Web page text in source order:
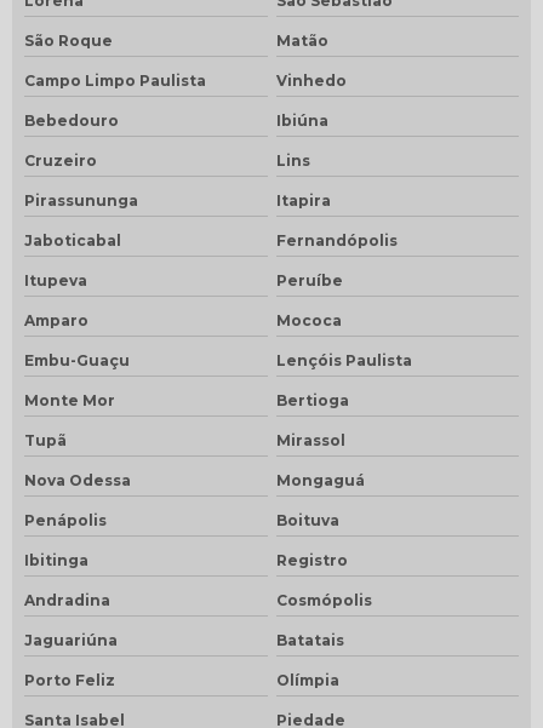
São Roque Matão
Campo Limpo Paulista Vinhedo
Bebedouro Ibiúna
Cruzeiro Lins
Pirassununga Itapira
Jaboticabal Fernandópolis
Itupeva Peruíbe
Amparo Mococa
Embu-Guaçu Lençóis Paulista
Monte Mor Bertioga
Tupã Mirassol
Nova Odessa Mongaguá
Penápolis Boituva
Ibitinga Registro
Andradina Cosmópolis
Jaguariúna Batatais
Porto Feliz Olímpia
Santa Isabel Piedade